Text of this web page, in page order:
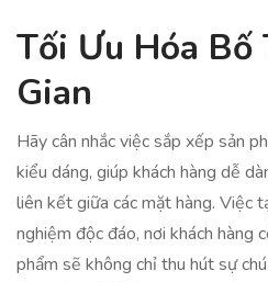
Tối Ưu Hóa Bố
Gian
Hãy cân nhắc việc sắp xếp sản
kiểu dáng, giúp khách hàng dễ
liên kết giữa các mặt hàng. Việc
nghiệm độc đáo, nơi khách hàng
phẩm sẽ không chỉ thu hút sự